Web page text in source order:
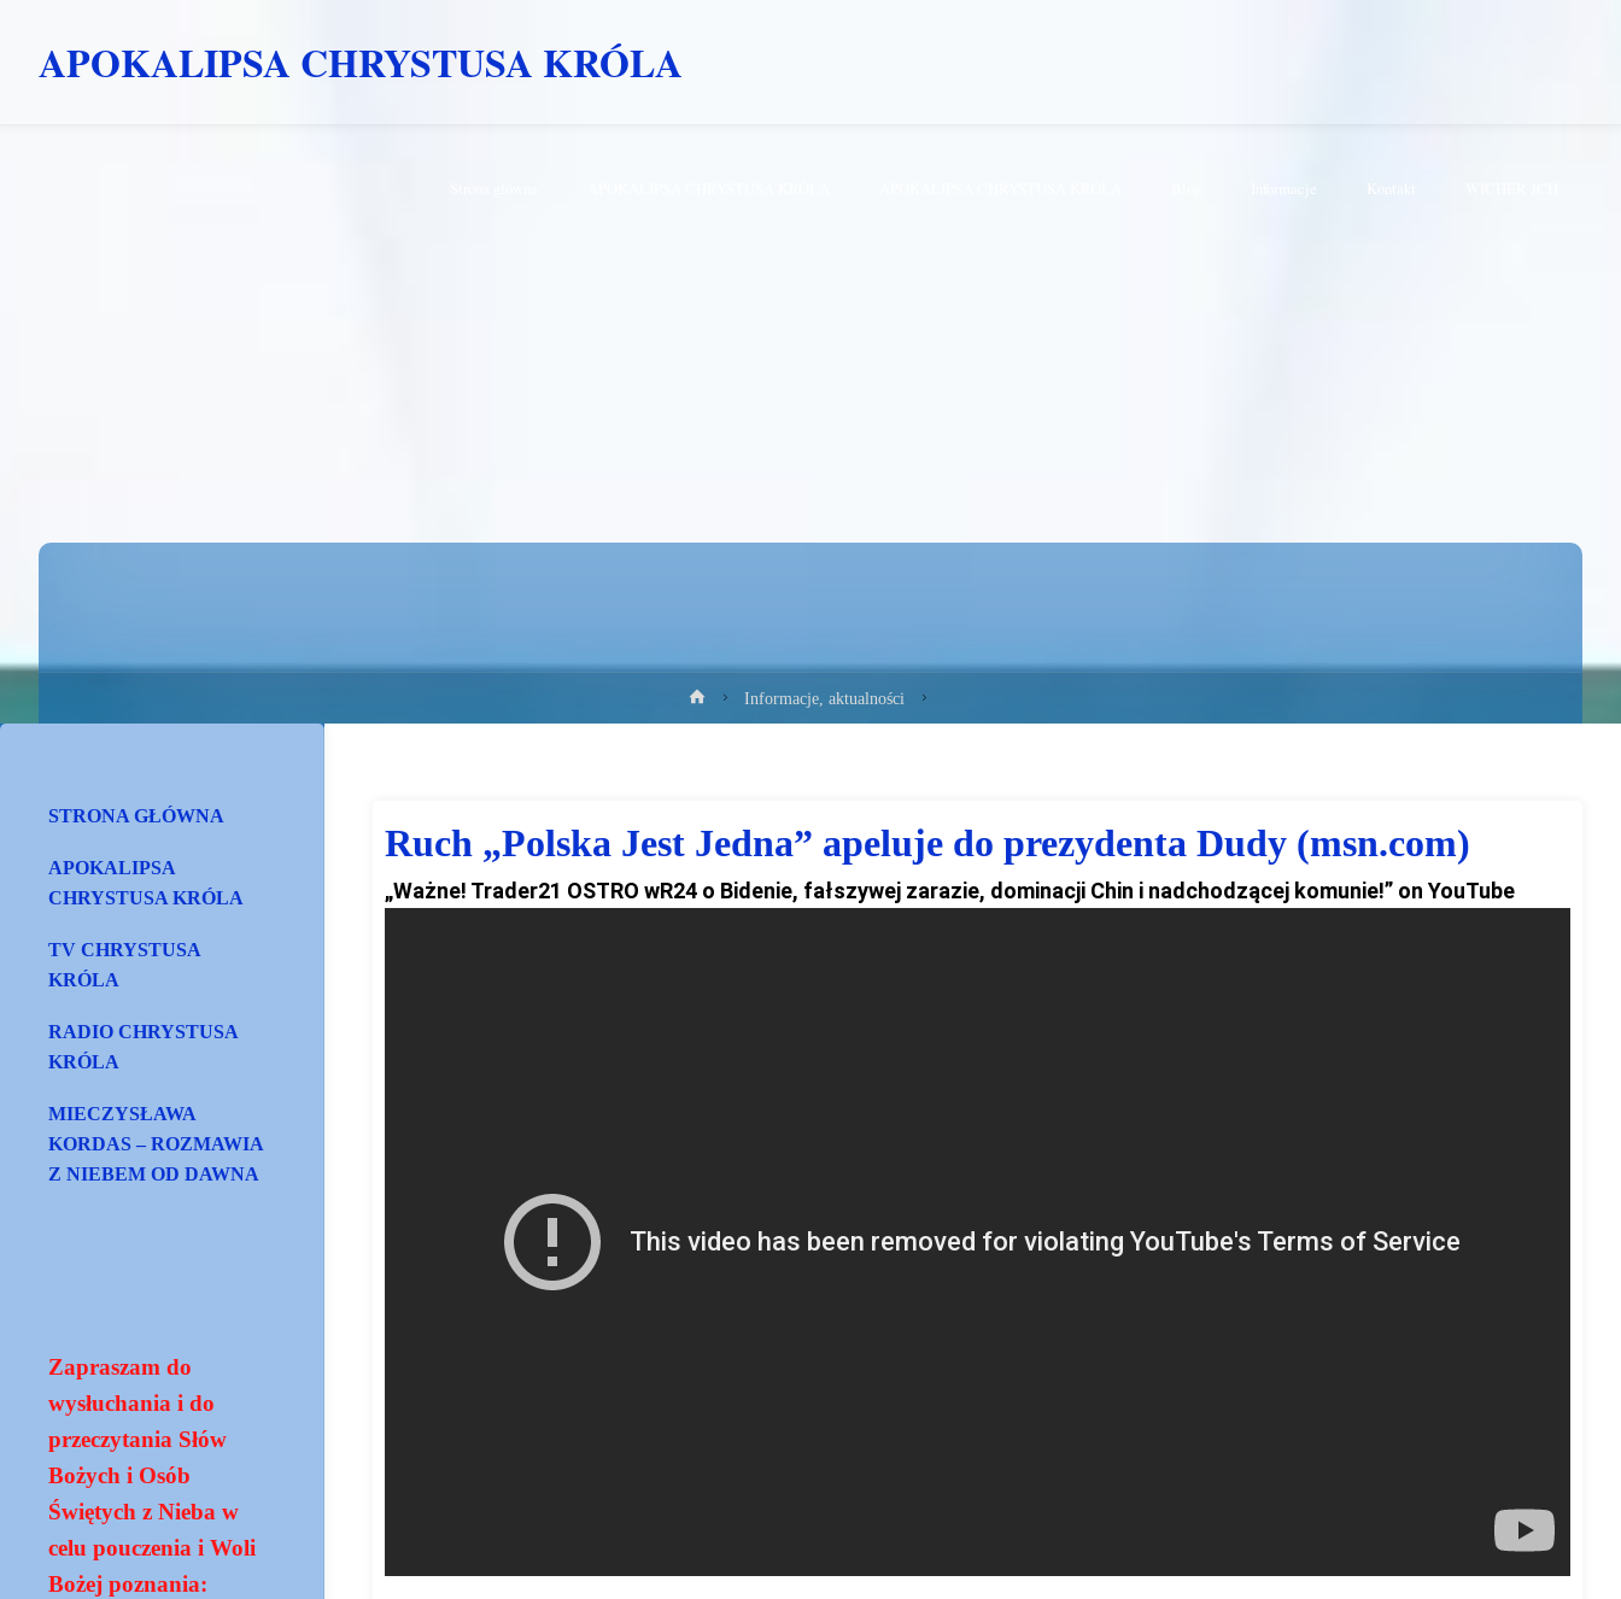
APOKALIPSA CHRYSTUSA KRÓLA
Informacje
Strona
główna
Informacje, aktualności
Ruch „Polska Jest Jedna” apeluje do prezydenta Dudy (msn.com)
„Ważne! Trader21 OSTRO wR24 o Bidenie, fałszywej zarazie, dominacji Chin i nadchodzącej komunie!” on YouTube
STRONA GŁÓWNA
APOKALIPSA
CHRYSTUSA KRÓLA
TV CHRYSTUSA
KRÓLA
RADIO CHRYSTUSA
KRÓLA
MIECZYSŁAWA
KORDAS – ROZMAWIA
Z NIEBEM OD DAWNA
Zapraszam do
wysłuchania i do
przeczytania Słów
Bożych i Osób
Świętych z Nieba w
celu pouczenia i Woli
Bożej poznania: